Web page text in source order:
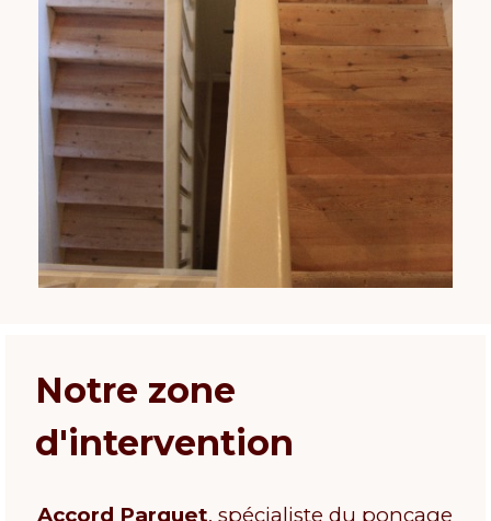
Notre zone
d'intervention
Accord Parquet, spécialiste du ponçage